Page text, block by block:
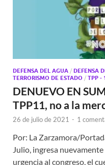
DEFENSA DEL AGUA / DEFENSA
TERRORISMO DE ESTADO / TPP -
DENUEVO EN
TPP11, no a la
26 de julio de 2021 - 1
Por: La Zarzamora/
Julio, ingresa
urgencia al congreso, el